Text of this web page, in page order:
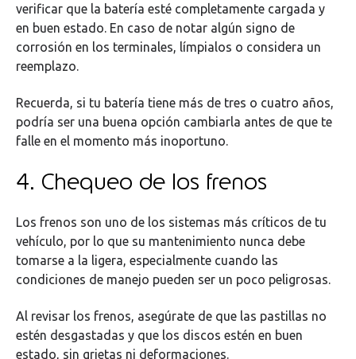
verificar que la batería esté completamente cargada y
en buen estado. En caso de notar algún signo de
corrosión en los terminales, límpialos o considera un
reemplazo.
Recuerda, si tu batería tiene más de tres o cuatro años,
podría ser una buena opción cambiarla antes de que te
falle en el momento más inoportuno.
4. Chequeo de los frenos
Los frenos son uno de los sistemas más críticos de tu
vehículo, por lo que su mantenimiento nunca debe
tomarse a la ligera, especialmente cuando las
condiciones de manejo pueden ser un poco peligrosas.
Al revisar los frenos, asegúrate de que las pastillas no
estén desgastadas y que los discos estén en buen
estado, sin grietas ni deformaciones.